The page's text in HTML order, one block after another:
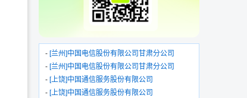
- [兰州]中国电信股份有限公司甘肃分公司
- [兰州]中国电信股份有限公司甘肃分公司
- [上饶]中国通信服务股份有限公司
- [上饶]中国通信服务股份有限公司